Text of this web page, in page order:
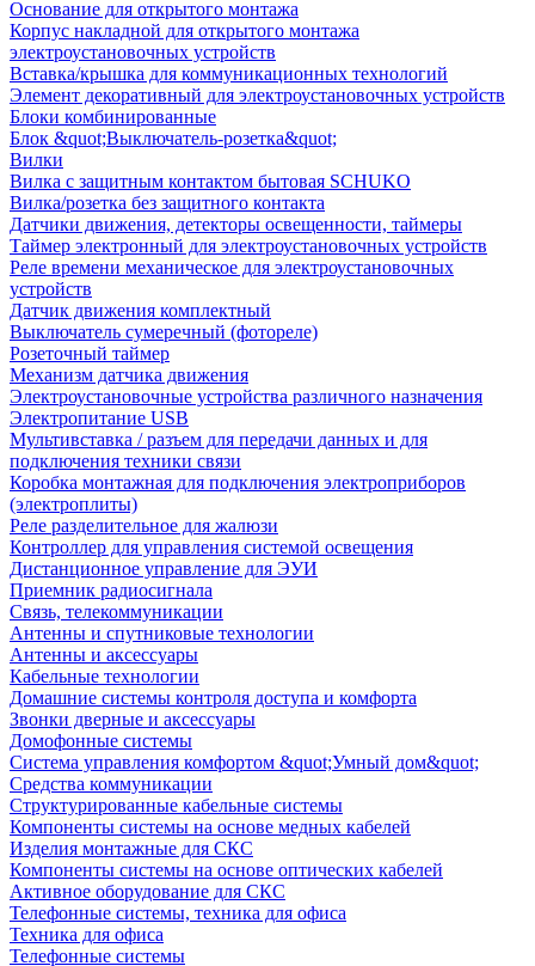
Основание для открытого монтажа
Корпус накладной для открытого монтажа
электроустановочных устройств
Вставка/крышка для коммуникационных технологий
Элемент декоративный для электроустановочных устройств
Блоки комбинированные
Блок &quot;Выключатель-розетка&quot;
Вилки
Вилка с защитным контактом бытовая SCHUKO
Вилка/розетка без защитного контакта
Датчики движения, детекторы освещенности, таймеры
Таймер электронный для электроустановочных устройств
Реле времени механическое для электроустановочных
устройств
Датчик движения комплектный
Выключатель сумеречный (фотореле)
Розеточный таймер
Механизм датчика движения
Электроустановочные устройства различного назначения
Электропитание USB
Мультивставка / разъем для передачи данных и для
подключения техники связи
Коробка монтажная для подключения электроприборов
(электроплиты)
Реле разделительное для жалюзи
Контроллер для управления системой освещения
Дистанционное управление для ЭУИ
Приемник радиосигнала
Связь, телекоммуникации
Антенны и спутниковые технологии
Антенны и аксессуары
Кабельные технологии
Домашние системы контроля доступа и комфорта
Звонки дверные и аксессуары
Домофонные системы
Система управления комфортом &quot;Умный дом&quot;
Средства коммуникации
Структурированные кабельные системы
Компоненты системы на основе медных кабелей
Изделия монтажные для СКС
Компоненты системы на основе оптических кабелей
Активное оборудование для СКС
Телефонные системы, техника для офиса
Техника для офиса
Телефонные системы